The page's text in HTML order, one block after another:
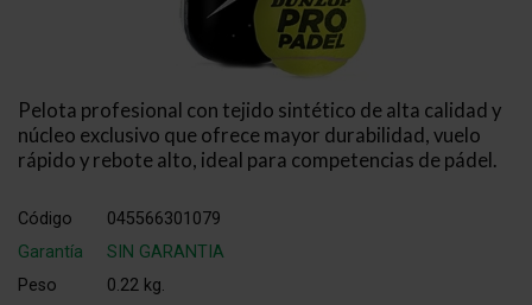
Pelota profesional con tejido sintético de alta calidad y
núcleo exclusivo que ofrece mayor durabilidad, vuelo
rápido y rebote alto, ideal para competencias de pádel.
Código
045566301079
Garantía
SIN GARANTIA
Peso
0.22 kg.